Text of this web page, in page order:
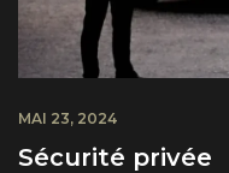
MAI 23, 2024
Sécurité privée